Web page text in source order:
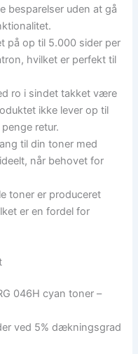
besparelser uden at gå
på op til 5.000 sider per
hvilket er perfekt til
ro i sindet takket være
ikke lever op til
retur.
til din toner med
når behovet for
toner er produceret
er en fordel for
046H cyan toner –
ved 5% dækningsgrad